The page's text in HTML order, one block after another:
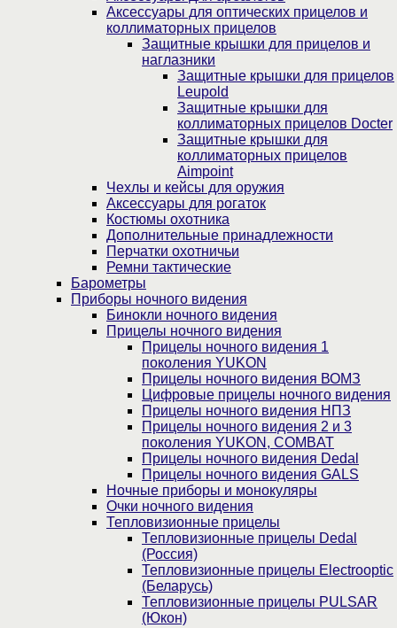
Аксессуары для оптических прицелов и
коллиматорных прицелов
Защитные крышки для прицелов и
наглазники
Защитные крышки для прицелов
Leupold
Защитные крышки для
коллиматорных прицелов Docter
Защитные крышки для
коллиматорных прицелов
Aimpoint
Чехлы и кейсы для оружия
Аксессуары для рогаток
Костюмы охотника
Дополнительные принадлежности
Перчатки охотничьи
Ремни тактические
Барометры
Приборы ночного видения
Бинокли ночного видения
Прицелы ночного видения
Прицелы ночного видения 1
поколения YUKON
Прицелы ночного видения ВОМЗ
Цифровые прицелы ночного видения
Прицелы ночного видения НПЗ
Прицелы ночного видения 2 и 3
поколения YUKON, COMBAT
Прицелы ночного видения Dedal
Прицелы ночного видения GALS
Ночные приборы и монокуляры
Очки ночного видения
Тепловизионные прицелы
Тепловизионные прицелы Dedal
(Россия)
Тепловизионные прицелы Electrooptic
(Беларусь)
Тепловизионные прицелы PULSAR
(Юкон)